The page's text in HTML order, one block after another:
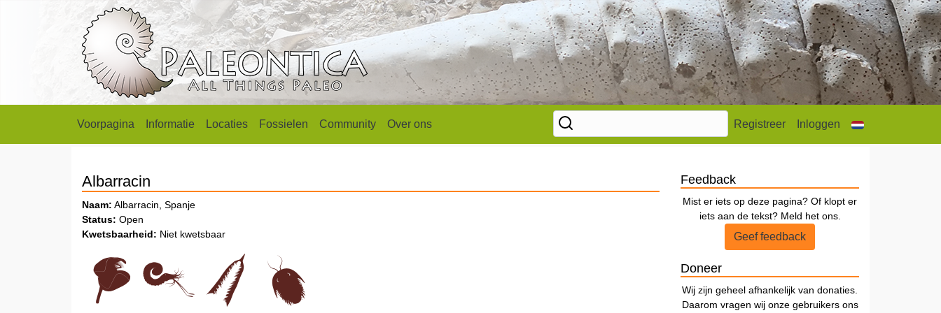
Voorpagina Informatie Locaties Fossielen Community Over ons Registreer Inloggen
Albarracin
Naam: Albarracin, Spanje
Status: Open
Kwetsbaarheid: Niet kwetsbaar
Feedback
Mist er iets op deze pagina? Of klopt er
iets aan de tekst? Meld het ons.
Geef feedback
Doneer
Wij zijn geheel afhankelijk van donaties.
Daarom vragen wij onze gebruikers ons